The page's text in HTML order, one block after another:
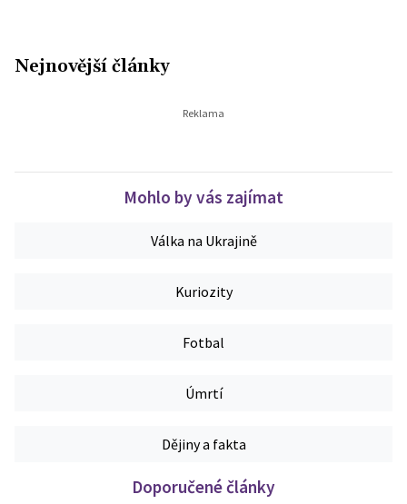
Nejnovější články
Mohlo by vás zajímat
Válka na Ukrajině
Kuriozity
Fotbal
Úmrtí
Dějiny a fakta
Doporučené články